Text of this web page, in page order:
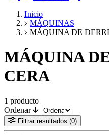
Inicio
MÁQUINAS
MÁQUINA DE
MÁQUINA
CERA
1 producto
Ordenar
Filtrar resultados (0)